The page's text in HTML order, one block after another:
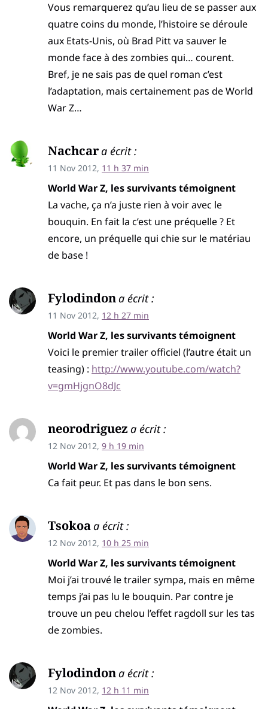
Vous remarquerez qu’au lieu de se passer aux
quatre coins du monde, l’histoire se déroule
aux Etats-Unis, où Brad Pitt va sauver le
monde face à des zombies qui… courent.
Bref, je ne sais pas de quel roman c’est
l’adaptation, mais certainement pas de World
War Z…
Nachcara écrit :
11 Nov 2012, 11 h 37 min
World War Z, les survivants témoignent
La vache, ça n’a juste rien à voir avec le
bouquin. En fait la c’est une préquelle ? Et
encore, un préquelle qui chie sur le matériau
de base !
Fylodindona écrit :
11 Nov 2012, 12 h 27 min
World War Z, les survivants témoignent
Voici le premier trailer officiel (l’autre était un
teasing) : http://www.youtube.com/watch?
v=gmHjgnO8dJc
neorodriguez a écrit :
12 Nov 2012, 9 h 19 min
World War Z, les survivants témoignent
Ca fait peur. Et pas dans le bon sens.
Tsokoaa écrit :
12 Nov 2012, 10 h 25 min
World War Z, les survivants témoignent
Moi j’ai trouvé le trailer sympa, mais en même
temps j’ai pas lu le bouquin. Par contre je
trouve un peu chelou l’effet ragdoll sur les tas
de zombies.
Fylodindona écrit :
12 Nov 2012, 12 h 11 min